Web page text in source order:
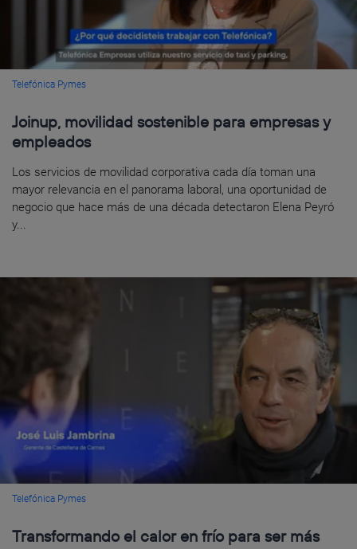
Telefónica Pymes
Joinup, movilidad sostenible para empresas y
empleados
Los servicios de movilidad corporativa cada día toman una
mayor relevancia en el panorama laboral, una oportunidad de
negocio que hace más de una década detectaron Elena Peyró
y...
Telefónica Pymes
Transformando el calor en frío para ser más